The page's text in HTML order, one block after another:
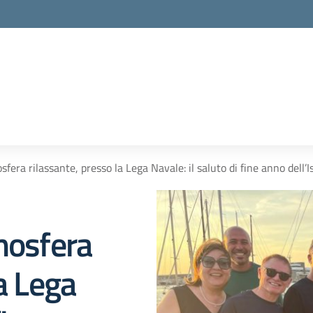
rilassante, presso la Lega Navale: il saluto di fine anno
Lega